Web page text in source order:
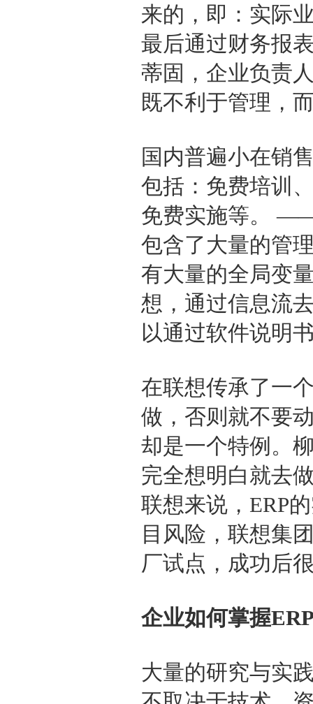
来的，即：实际
最后通过财务报
蒂固，企业负责
既不利于管理，
国内普遍小在销
包括：免费培训
免费实施等。
包含了大量的管
有大量的全局变
想，通过信息流
以通过软件说明
在联想传承了一
做，否则就不要
却是一个特例。
完全想明白就去
联想来说，ERP
目风险，联想集
厂试点，成功后
企业如何掌握
大量的研究与实